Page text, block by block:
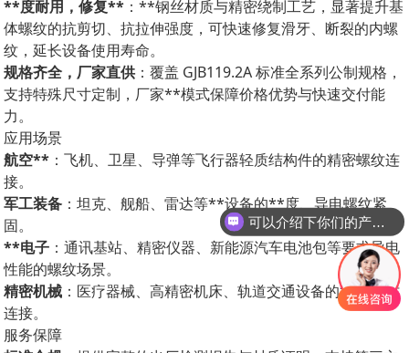
**度耐用，修复** ：**钢丝材质与精密绕制工艺，显著提升基
体螺纹的抗剪切、抗拉伸强度，可快速修复滑牙、断裂的内螺
纹，延长设备使用寿命。
规格齐全，厂家直供 ：覆盖 GJB119.2A 标准全系列公制规格，
支持特殊尺寸定制，厂家**模式保障价格优势与快速交付能
力。
应用场景
航空** ：飞机、卫星、导弹等飞行器轻质结构件的精密螺纹连
接。
军工装备 ：坦克、舰船、雷达等**设备的**度、导电螺纹紧
固。
**电子 ：通讯基站、精密仪器、新能源汽车电池包等要求导电
性能的螺纹场景。
精密机械 ：医疗器械、高精密机床、轨道交通设备的**度螺纹
连接。
服务保障
可以介绍下你们的产品么？